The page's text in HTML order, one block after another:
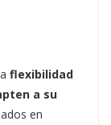
flexibilidad
a su
en